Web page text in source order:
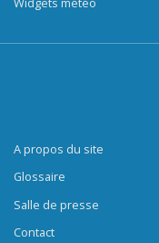
A propos du site
Glossaire
Salle de presse
Contact